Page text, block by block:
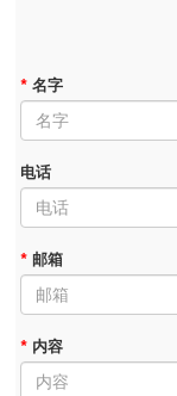
* 名字
电话
* 邮箱
* 内容